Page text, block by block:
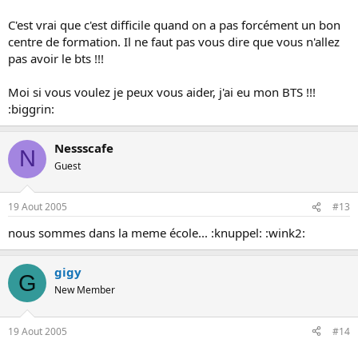
C'est vrai que c'est difficile quand on a pas forcément un bon
centre de formation. Il ne faut pas vous dire que vous n'allez
pas avoir le bts !!!
Moi si vous voulez je peux vous aider, j'ai eu mon BTS !!!
:biggrin:
N Nessscafe
Guest
19 Aout 2005 #13
nous sommes dans la meme école... :knuppel: :wink2:
G gigy
New Member
19 Aout 2005 #14